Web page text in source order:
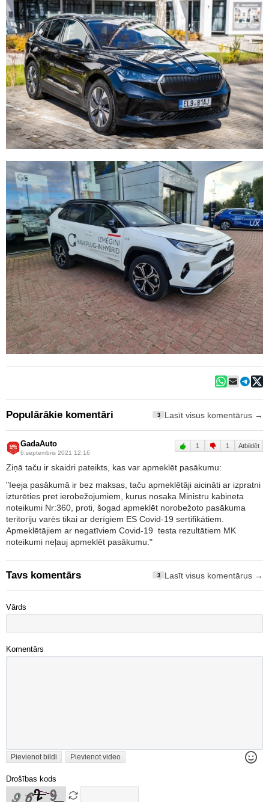
Populārākie komentāri 3 Lasīt visus komentārus →
GadaAuto
6.septembris 2021 12:16
1 1 Atbildēt
Ziņā taču ir skaidri pateikts, kas var apmeklēt pasākumu:
"Ieeja pasākumā ir bez maksas, taču apmeklētāji aicināti ar izpratni
izturēties pret ierobežojumiem, kurus nosaka Ministru kabineta
noteikumi Nr:360, proti, šogad apmeklēt norobežoto pasākuma
teritoriju varēs tikai ar derīgiem ES Covid-19 sertifikātiem.
Apmeklētājiem ar negatīviem Covid-19 testa rezultātiem MK
noteikumi neļauj apmeklēt pasākumu."
Tavs komentārs 3 Lasīt visus komentārus →
Vārds
Komentārs
Pievienot bildi Pievienot video
Drošības kods